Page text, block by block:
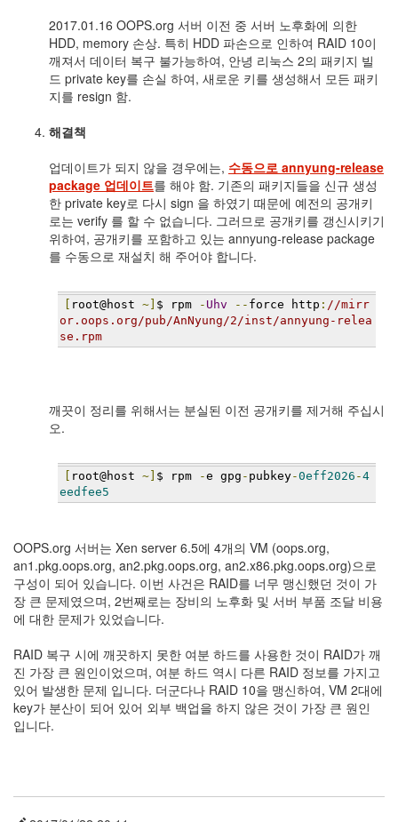
2017.01.16 OOPS.org 서버 이전 중 서버 노후화에 의한
HDD, memory 손상. 특히 HDD 파손으로 인하여 RAID 10이
깨져서 데이터 복구 불가능하여, 안녕 리눅스 2의 패키지 빌
드 private key를 손실 하여, 새로운 키를 생성해서 모든 패키
지를 resign 함.
해결책
업데이트가 되지 않을 경우에는, 수동으로 annyung-release
package 업데이트를 해야 함. 기존의 패키지들을 신규 생성
한 private key로 다시 sign 을 하였기 때문에 예전의 공개키
로는 verify 를 할 수 없습니다. 그러므로 공개키를 갱신시키기
위하여, 공개키를 포함하고 있는 annyung-release package
를 수동으로 재설치 해 주어야 합니다.
[ root@host ~] $ rpm - Uhv -- force http : //mirr
or.oops.org/pub/AnNyung/2/inst/annyung-relea
se.rpm
깨끗이 정리를 위해서는 분실된 이전 공개키를 제거해 주십시
오.
[ root@host ~] $ rpm -e gpg - pubkey-0eff2026 -4
eedfee5
OOPS.org 서버는 Xen server 6.5에 4개의 VM (oops.org,
an1.pkg.oops.org, an2.pkg.oops.org, an2.x86.pkg.oops.org)으로
구성이 되어 있습니다. 이번 사건은 RAID를 너무 맹신했던 것이 가
장 큰 문제였으며, 2번째로는 장비의 노후화 및 서버 부품 조달 비용
에 대한 문제가 있었습니다.
RAID 복구 시에 깨끗하지 못한 여분 하드를 사용한 것이 RAID가 깨
진 가장 큰 원인이었으며, 여분 하드 역시 다른 RAID 정보를 가지고
있어 발생한 문제 입니다. 더군다나 RAID 10을 맹신하여, VM 2대에
key가 분산이 되어 있어 외부 백업을 하지 않은 것이 가장 큰 원인
입니다.